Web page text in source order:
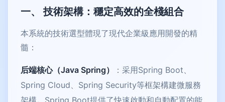
一、 技術架構：穩定高效的全棧組合
本系統的技術選型體現了現代企業級應用開發的精
髓：
后端核心（Java Spring）
：采用Spring Boot、
Spring Cloud、Spring Security等框架構建微服務